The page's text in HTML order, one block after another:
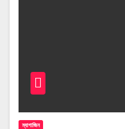
ম্যাগাজিন